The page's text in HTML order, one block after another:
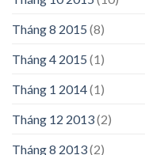
Tháng 8 2015 (8)
Tháng 4 2015 (1)
Tháng 1 2014(1)
Tháng 12 2013(2)
Tháng 8 2013(2)